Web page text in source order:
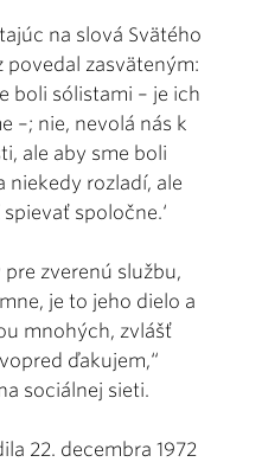
na slová Svätého
povedal zasväteným:
boli sólistami – je ich
–; nie, nevolá nás k
ale aby sme boli
niekedy rozladí, ale
spoločne.‘
zverenú službu,
je to jeho dielo a
mnohých, zvlášť
ďakujem,“
sociálnej sieti.
22. decembra 1972